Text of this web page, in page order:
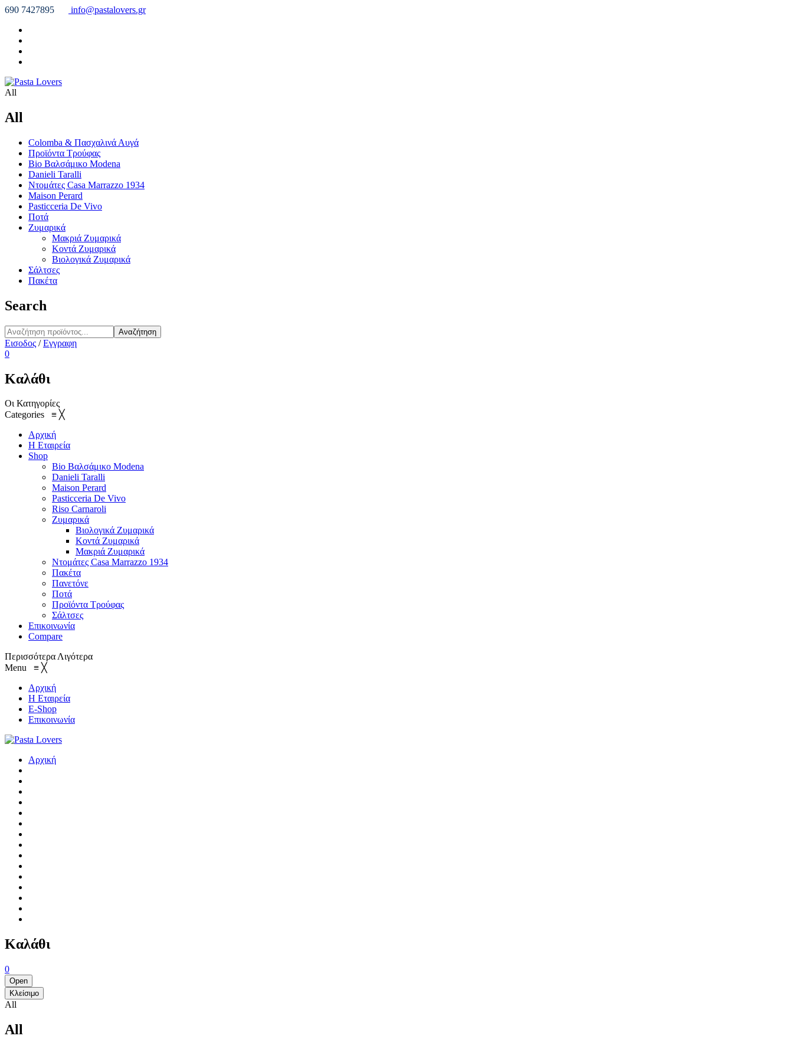
690 7427895 info@pastalovers.gr
All
All
Colomba & Πασχαλινά Αυγά
Προϊόντα Τρούφας
Bio Βαλσάμικο Modena
Danieli Taralli
Ντομάτες Casa Marrazzo 1934
Maison Perard
Pasticceria De Vivo
Ποτά
Ζυμαρικά
Μακριά Ζυμαρικά
Κοντά Ζυμαρικά
Βιολογικά Ζυμαρικά
Σάλτσες
Πακέτα
Search
Αναζήτηση
Εισοδος /Εγγραφη
0
Καλάθι
Οι Κατηγορίες
Categories ≡ ╳
Αρχική
Η Εταιρεία
Shop
Bio Βαλσάμικο Modena
Danieli Taralli
Maison Perard
Pasticceria De Vivo
Riso Carnaroli
Ζυμαρικά
Βιολογικά Ζυμαρικά
Κοντά Ζυμαρικά
Μακριά Ζυμαρικά
Ντομάτες Casa Marrazzo 1934
Πακέτα
Πανετόνε
Ποτά
Προϊόντα Τρούφας
Σάλτσες
Επικοινωνία
Compare
ΠερισσότεραΛιγότερα
Menu ≡ ╳
Αρχική
Η Εταιρεία
E-Shop
Επικοινωνία
Αρχική
Καλάθι
0
Open
Κλείσιμο
All
All